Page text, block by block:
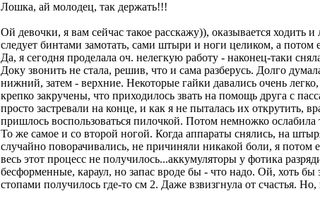
Лошка, ай молодец, так держать!!!
Ой девочки, я вам сейчас такое расскажу)), оказывается ходить
следует бинтами замотать, сами штыри и ноги целиком, а
Да, я сегодня проделала оч. нелегкую работу - наконец-таки
Доку звонить не стала, решив, что и сама разберусь. Долго
нижний, затем - верхние. Некоторые гайки давались очень
крепко закручены, что приходилось звать на помощь друга с
просто застревали на конце, и как я не пыталась их открутить,
пришлось воспользоваться пилочкой. Потом немножко ослабила
То же самое и со второй ногой. Когда аппараты снялись, на
случайно поворачивались, не причиняли никакой боли, я потом
весь этот процесс не получилось...аккумуляторы у фотика
бесформенные, караул, но запас вроде бы - что надо. Ой, хоть
стопами получилось где-то см 2. Даже взвизгнула от счастья.